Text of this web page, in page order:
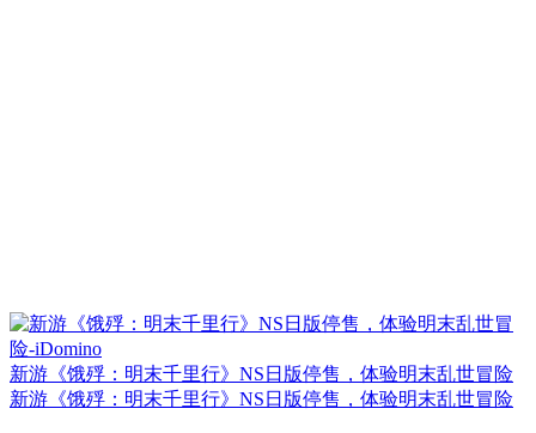
新游《饿殍：明末千里行》NS日版停售，体验明末乱世冒险
新游《饿殍：明末千里行》NS日版停售，体验明末乱世冒险